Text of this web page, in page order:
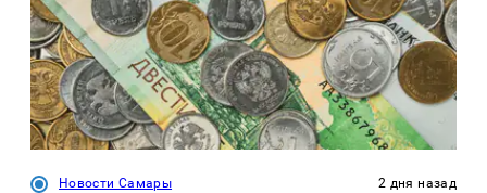
Новости Самары 2 дня назад